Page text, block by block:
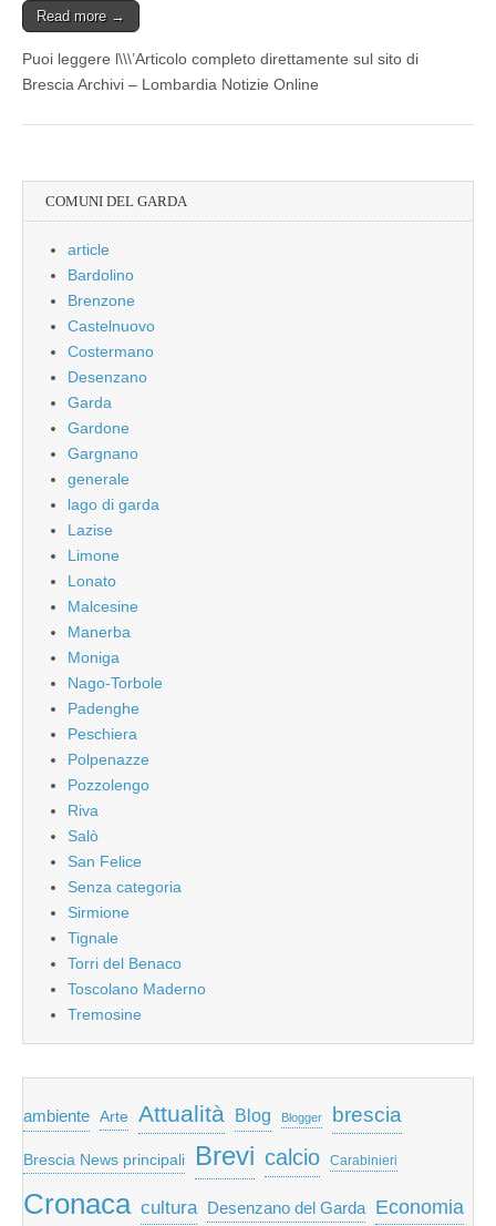
Read more →
Puoi leggere l\\\’Articolo completo direttamente sul sito di
Brescia Archivi – Lombardia Notizie Online
COMUNI DEL GARDA
article
Bardolino
Brenzone
Castelnuovo
Costermano
Desenzano
Garda
Gardone
Gargnano
generale
lago di garda
Lazise
Limone
Lonato
Malcesine
Manerba
Moniga
Nago-Torbole
Padenghe
Peschiera
Polpenazze
Pozzolengo
Riva
Salò
San Felice
Senza categoria
Sirmione
Tignale
Torri del Benaco
Toscolano Maderno
Tremosine
ambiente Arte Attualità Blog Blogger brescia
Brescia News principali Brevi calcio Carabinieri
Cronaca cultura Desenzano del Garda Economia